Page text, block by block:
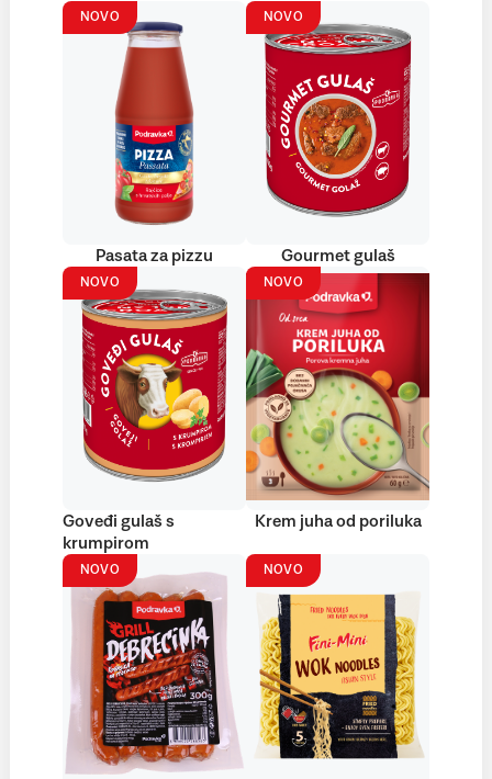
NOVO
Pasata za pizzu
NOVO
Gourmet gulaš
NOVO
Goveđi gulaš s
krumpirom
NOVO
Krem juha od poriluka
NOVO NOVO